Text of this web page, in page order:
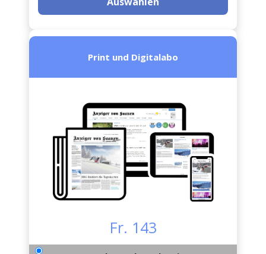
Print und Digitalabo
Fr. 143